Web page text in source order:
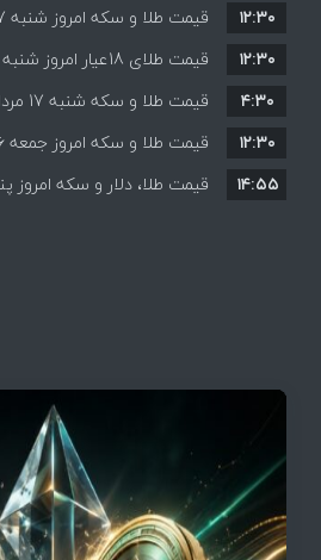
همه قیمت ها + جدول و
۱۲:۳۰
قیمت + جدول و جزئیات
۱۲:۳۰
قیمت طلا و سکه شنبه 17 مرداد/ قیمت‌ها افزایشی
۴:۳۰
قیمت ها+ جدول و جزییات
۱۲:۳۰
۱۴:۵۵